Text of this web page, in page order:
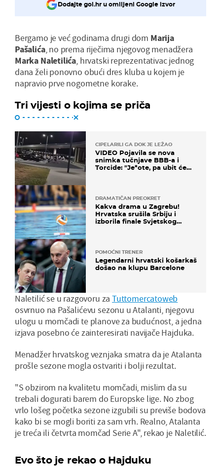
Dodajte gol.hr u omiljeni Google izvor
Bergamo je već godinama drugi dom Marija
Pašalića, no prema riječima njegovog menadžera
Marka Naletilića, hrvatski reprezentativac jednog
dana želi ponovno obući dres kluba u kojem je
napravio prve nogometne korake.
Tri vijesti o kojima se priča
CIPELARILI GA DOK JE LEŽAO
VIDEO Pojavila se nova
snimka tučnjave BBB-a i
Torcide: "Je*ote, pa ubit će
DRAMATIČAN PREOKRET
Kakva drama u Zagrebu!
Hrvatska srušila Srbiju i
izborila finale Svjetskog
POMOĆNI TRENER
Legendarni hrvatski košarkaš
došao na klupu Barcelone
Naletilić se u razgovoru za Tuttomercatoweb
osvrnuo na Pašalićevu sezonu u Atalanti, njegovu
ulogu u momčadi te planove za budućnost, a jedna
izjava posebno će zainteresirati navijače Hajduka.
Menadžer hrvatskog veznjaka smatra da je Atalanta
prošle sezone mogla ostvariti i bolji rezultat.
"S obzirom na kvalitetu momčadi, mislim da su
trebali dogurati barem do Europske lige. No zbog
vrlo lošeg početka sezone izgubili su previše bodova
kako bi se mogli boriti za sam vrh. Realno, Atalanta
je treća ili četvrta momčad Serie A", rekao je Naletilić.
Evo što je rekao o Hajduku